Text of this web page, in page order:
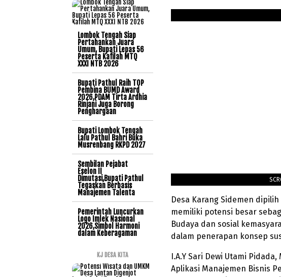
Desa Karang Sidemen dipilih
memiliki potensi besar
Budaya dan sosial
dalam penerapan konsep
I.A.Y Sari Dewi Utami
Aplikasi Manajemen Bisnis
Lombok Tengah Siap
Pertahankan Juara
Umum, Bupati Lepas 56
Peserta Kafilah MTQ
XXXI NTB 2026
Bupati Pathul Raih TOP
Pembina BUMD Award
2026,PDAM Tirta Ardhia
Rinjani Juga Borong
Penghargaan
Bupati Lombok Tengah
Lalu Pathul Bahri Buka
Musrenbang RKPD 2027
Sembilan Pejabat
Eselon II
Dimutasi,Bupati Pathul
Tegaskan Berbasis
Manajemen Talenta
Pemerintah Luncurkan
Logo Imlek Nasional
2026,Simbol Harmoni
dalam Keberagaman
KJ DESA KITA